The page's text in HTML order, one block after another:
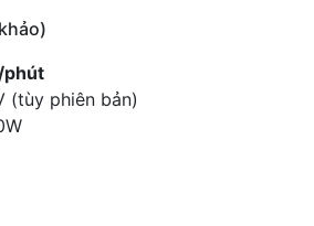
phút
(tùy phiên bản)